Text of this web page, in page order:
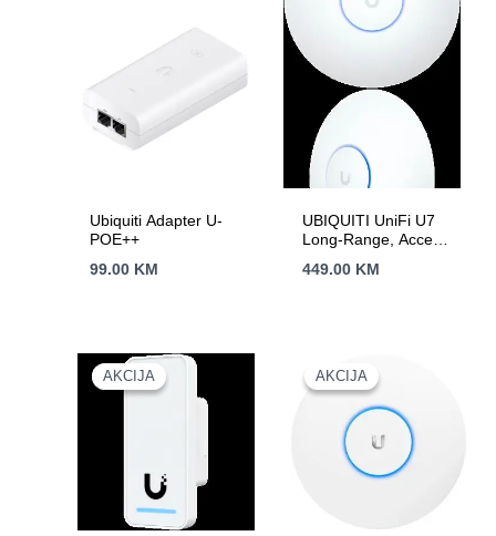
Ubiquiti Adapter U-
POE++
99.00 KM
UBIQUITI UniFi U7
Long-Range, Access
449.00 KM
AKCIJA
AKCIJA AKCIJA
AKCIJA